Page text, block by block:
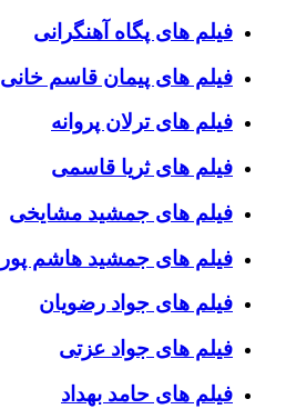
فیلم های پگاه آهنگرانی
فیلم های پیمان قاسم خانی
فیلم های ترلان پروانه
فیلم های ثریا قاسمی
فیلم های جمشید مشایخی
فیلم های جمشید هاشم پور
فیلم های جواد رضویان
فیلم های جواد عزتی
فیلم های حامد بهداد